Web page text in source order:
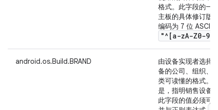
格式。此字段的一
主板的具体修订版
编码为 7 位 ASCII
"^[a-zA-Z0-9
android.os.Build.BRAND
由设备实现者选择
备的公司、组织、
类可读懂的格式。
是，指明销售设备
此字段的值必须可